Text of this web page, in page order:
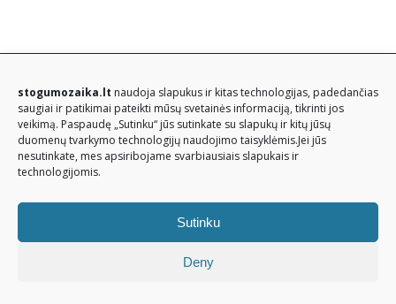
stogumozaika.lt naudoja slapukus ir kitas technologijas, padedančias
saugiai ir patikimai pateikti mūsų svetainės informaciją, tikrinti jos
veikimą. Paspaudę „Sutinku“ jūs sutinkate su slapukų ir kitų jūsų
duomenų tvarkymo technologijų naudojimo taisyklėmis.Jei jūs
nesutinkate, mes apsiribojame svarbiausiais slapukais ir
technologijomis.
Sutinku
Deny